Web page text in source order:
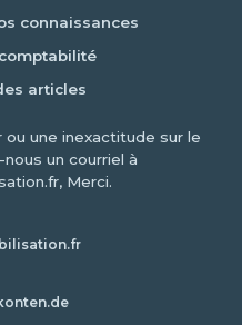
connaissances
articles
une inexactitude sur le
un courriel à
Merci.